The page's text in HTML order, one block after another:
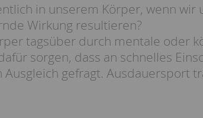
in unserem Körper, wenn
Wirkung resultieren?
tagsüber durch mentale oder
sorgen, dass an schnelles
gefragt. Ausdauersport